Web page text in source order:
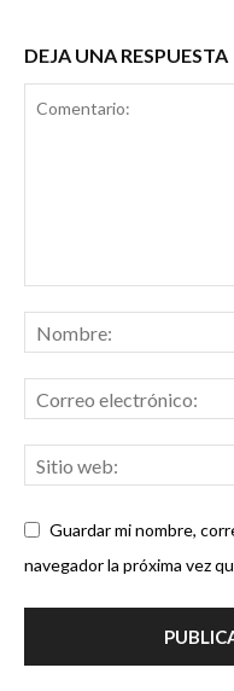
DEJA UNA RESPUESTA
Guardar mi nombre,
navegador la próxima vez